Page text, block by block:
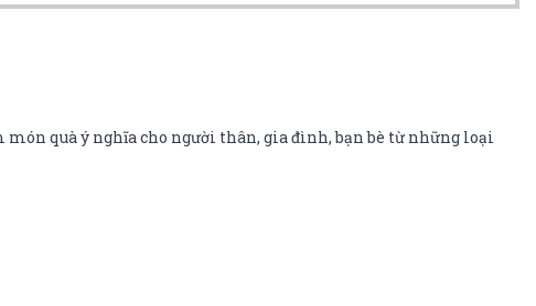
món quà ý nghĩa cho người thân, gia đình, bạn bè từ những loại